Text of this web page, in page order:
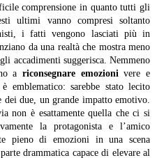
comprensione in quanto tutti gli
ultimi vanno compresi soltanto
i fatti vengono lasciati più in
da una realtà che mostra meno
accadimenti suggerisca. Nemmeno
ariconsegnare emozioni vere e
emblematico: sarebbe stato lecito
due, un grande impatto emotivo.
non è esattamente quella che ci si
la protagonista e l’amico
pieno di emozioni in una scena
drammatica capace di elevare al